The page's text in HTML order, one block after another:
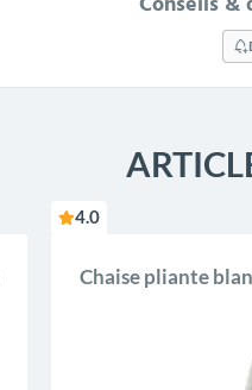
Chaise pliante
4.0